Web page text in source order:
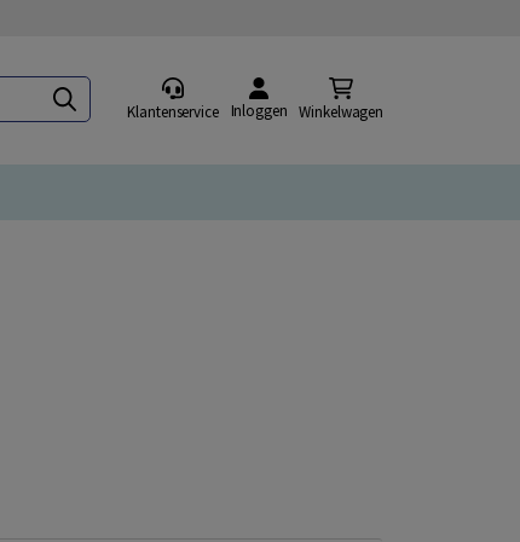
Klantenservice Inloggen Winkelwagen